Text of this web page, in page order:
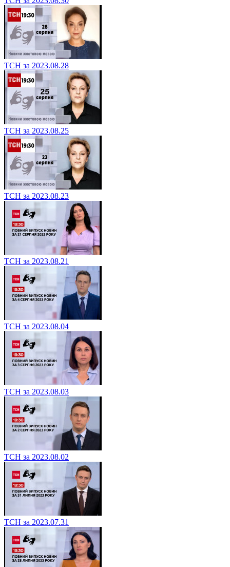
ТСН за 2023.08.28
ТСН за 2023.08.25
ТСН за 2023.08.23
ТСН за 2023.08.21
ТСН за 2023.08.04
ТСН за 2023.08.03
ТСН за 2023.08.02
ТСН за 2023.07.31